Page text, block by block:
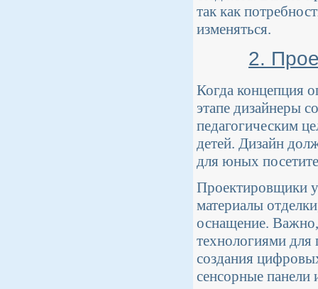
так как
изменяться.
2.
Когда концепция
этапе дизайнеры
педагогическим
детей. Дизайн
для юных
Проектировщики
материалы
оснащение.
технологиями для
создания
сенсорные